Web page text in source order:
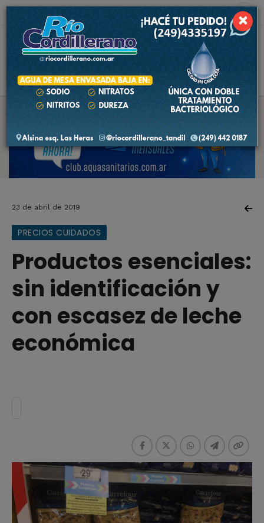
6.5 ºC
23 de abril de 2019
PRECIOS CUIDADOS
Productos esenciales:
sin identificación y
con escasez de leche
económica
×